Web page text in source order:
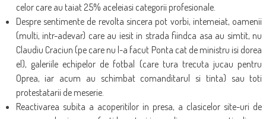
celor care au taiat 25% aceleiasi categorii profesionale.
Despre sentimente de revolta sincera pot vorbi, intemeiat, oamenii
(multi, intr-adevar) care au iesit in strada fiindca asa au simtit, nu
Claudiu Craciun (pe care nu l-a facut Ponta cat de ministru isi dorea
el), galeriile echipelor de fotbal (care tura trecuta jucau pentru
Oprea, iar acum au schimbat comanditarul si tinta) sau toti
protestatarii de meserie.
Reactivarea subita a acoperitilor in presa, a clasicelor site-uri de